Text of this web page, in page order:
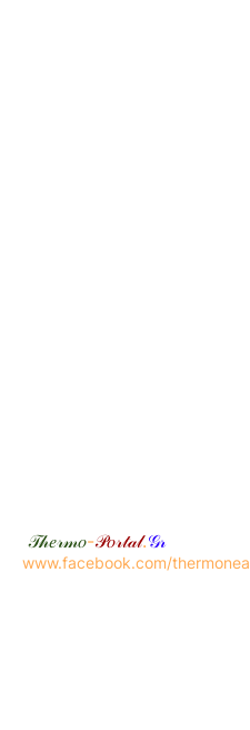
𝒯𝒽𝑒𝓇𝓂𝑜-𝒫𝑜𝓇𝓉𝒶𝓁.𝒢𝓇
www.facebook.com/thermonea